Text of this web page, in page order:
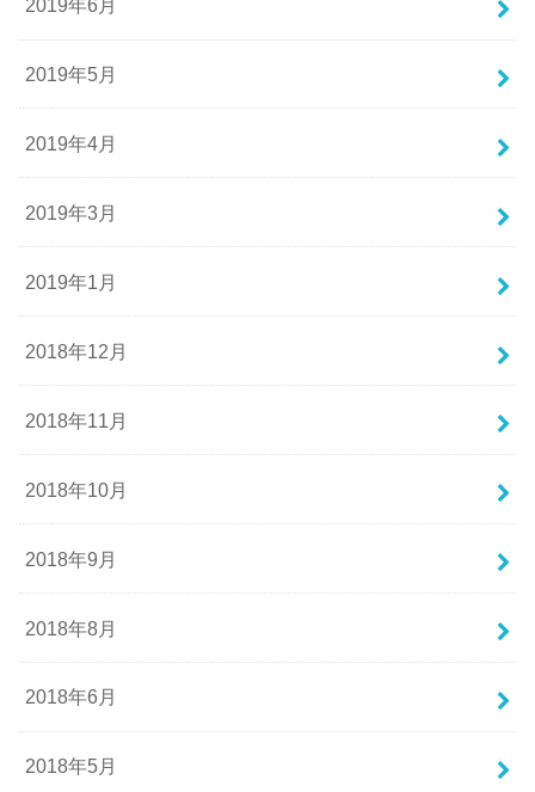
2019年6月
2019年5月
2019年4月
2019年3月
2019年1月
2018年12月
2018年11月
2018年10月
2018年9月
2018年8月
2018年6月
2018年5月